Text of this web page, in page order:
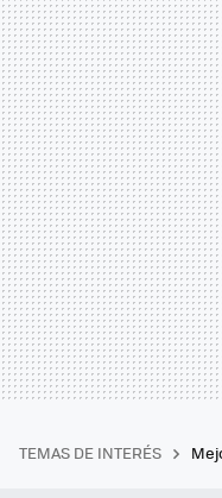
TEMAS DE INTERÉS